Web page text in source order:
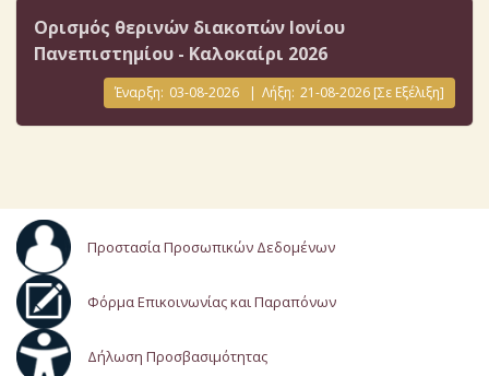
Ορισμός θερινών διακοπών Ιονίου
Πανεπιστημίου - Καλοκαίρι 2026
Έναρξη: 03-08-2026 | Λήξη: 21-08-2026 [Σε Εξέλιξη]
Προστασία Προσωπικών Δεδομένων
Φόρμα Επικοινωνίας και Παραπόνων
Δήλωση Προσβασιμότητας